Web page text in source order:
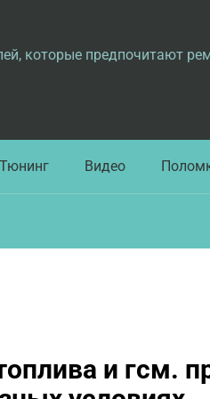
которые предпочитают
Тюнинг Видео
и гсм.